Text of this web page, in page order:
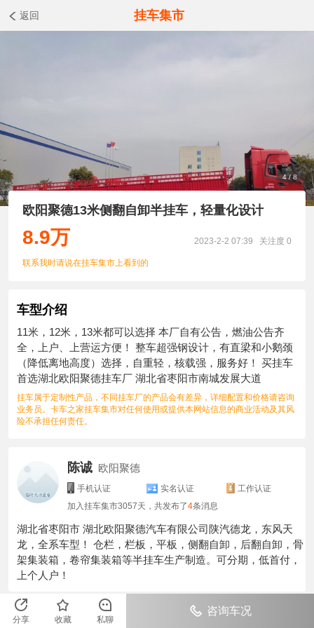
返回 挂车集市
4/8
欧阳聚德13米侧翻自卸半挂车，轻量化设计
8.9万 2023-2-2 07:39 关注度 0
联系我时请说在挂车集市上看到的
车型介绍
11米，12米，13米都可以选择 本厂自有公告，燃油公告齐
全，上户、上营运方便！ 整车超强钢设计，有直梁和小鹅颈
（降低离地高度）选择，自重轻，核载强，服务好！ 买挂车
首选湖北欧阳聚德挂车厂 湖北省枣阳市南城发展大道
挂车属于定制性产品，不同挂车厂的产品会有差异，详细配置和价格请咨询
业务员。卡车之家挂车集市对任何使用或提供本网站信息的商业活动及其风
险不承担任何责任。
陈诚 欧阳聚德
手机认证 实名认证
工作认证
加入挂车集市3057天，共发布了4条消息
湖北省枣阳市 湖北欧阳聚德汽车有限公司陕汽德龙，东风天
龙，全系车型！ 仓栏，栏板，平板，侧翻自卸，后翻自卸，骨
架集装箱，卷帘集装箱等半挂车生产制造。可分期，低首付，
上个人户！
首页 自卸半挂车 >欧阳聚德13米侧翻自卸半挂车，轻量化设计
分享 收藏 私聊
咨询车况